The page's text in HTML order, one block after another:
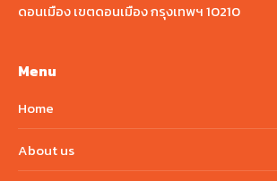
ดอนเมือง เขตดอนเมือง กรุงเทพฯ 10210
Menu
Home
About us